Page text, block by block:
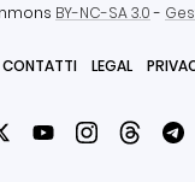
BY-NC-SA 3.0-
CONTATTI LEGAL